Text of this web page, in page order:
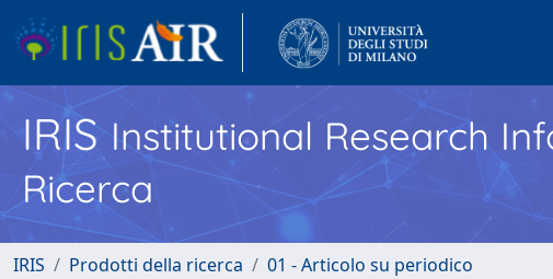
IRISInstitutional Research
Ricerca
IRIS Prodotti della ricerca 01 - Articolo su periodico